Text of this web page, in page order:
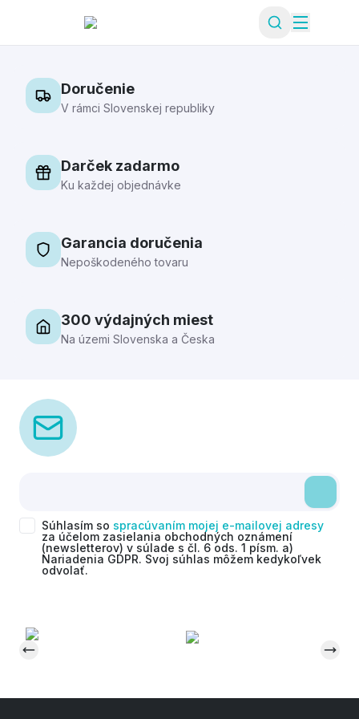
Doručenie
V rámci Slovenskej republiky
Darček zadarmo
Ku každej objednávke
Garancia doručenia
Nepoškodeného tovaru
300 výdajných miest
Na územi Slovenska a Česka
Súhlasím so spracúvaním mojej e-mailovej adresy
za účelom zasielania obchodných oznámení
(newsletterov) v súlade s čl. 6 ods. 1 písm. a)
Nariadenia GDPR. Svoj súhlas môžem kedykoľvek
odvolať.